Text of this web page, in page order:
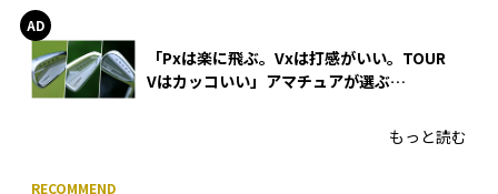
「Pxは楽に飛ぶ。Vxは打感がいい。TOUR
Vはカッコいい」アマチュアが選ぶ
もっと読む